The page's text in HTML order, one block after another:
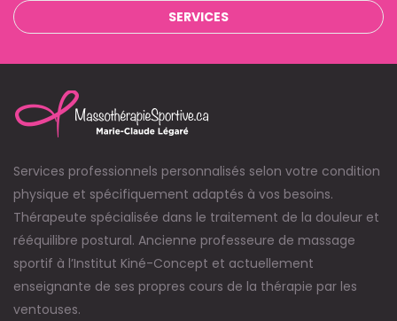
SERVICES
Services professionnels personnalisés selon votre condition
physique et spécifiquement adaptés à vos besoins.
Thérapeute spécialisée dans le traitement de la douleur et
rééquilibre postural. Ancienne professeure de massage
sportif à l’Institut Kiné-Concept et actuellement
enseignante de ses propres cours de la thérapie par les
ventouses.